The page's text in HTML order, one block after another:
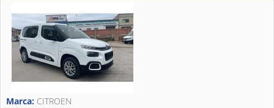
Marca: CITROEN